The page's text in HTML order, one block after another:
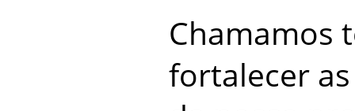
Chamamos
fortalecer